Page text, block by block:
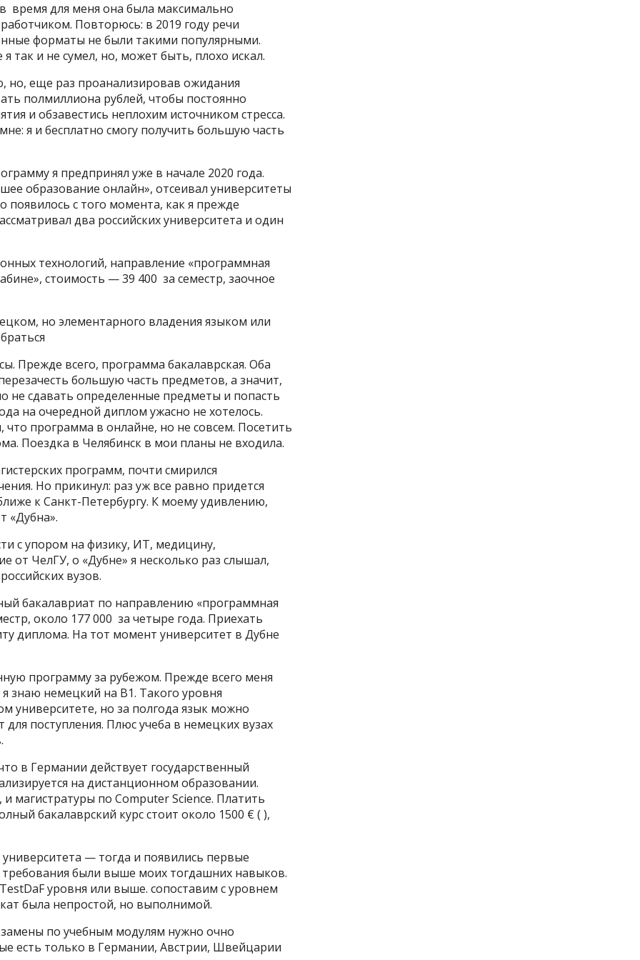
время для меня она была максимально
Повторюсь: в 2019 году речи
форматы не были такими популярными.
так и не сумел, но, может быть, плохо искал.
но, еще раз проанализировав ожидания
полмиллиона рублей, чтобы постоянно
и обзавестись неплохим источником стресса.
я и бесплатно смогу получить большую часть
я предпринял уже в начале 2020 года.
образование онлайн», отсеивал университеты
появилось с того момента, как я прежде
два российских университета и один
технологий, направление «программная
стоимость — 39 400 за семестр, заочное
но элементарного владения языком или
Прежде всего, программа бакалаврская. Оба
большую часть предметов, а значит,
не сдавать определенные предметы и попасть
на очередной диплом ужасно не хотелось.
что программа в онлайне, но не совсем. Посетить
Поездка в Челябинск в мои планы не входила.
программ, почти смирился
Но прикинул: раз уж все равно придется
к Санкт-Петербургу. К моему удивлению,
«Дубна».
с упором на физику, ИТ, медицину,
от ЧелГУ, о «Дубне» я несколько раз слышал,
вузов.
бакалавриат по направлению «программная
около 177 000 за четыре года. Приехать
диплома. На тот момент университет в Дубне
программу за рубежом. Прежде всего меня
знаю немецкий на B1. Такого уровня
университете, но за полгода язык можно
для поступления. Плюс учеба в немецких вузах
в Германии действует государственный
на дистанционном образовании.
магистратуры по Computer Science. Платить
бакалаврский курс стоит около 1500 €⁣ ( ),
— тогда и появились первые
требования были выше моих тогдашних навыков.
уровня или выше. сопоставим с уровнем
была непростой, но выполнимой.
по учебным модулям нужно очно
есть только в Германии, Австрии, Швейцарии